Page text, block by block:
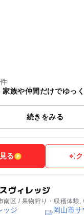
族や仲間だけでゆっ
続きをみる
る
ヴィレッジ
南区 / 果物狩り・収穫体験,
, 観光